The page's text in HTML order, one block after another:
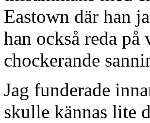
Eastown där han
han också reda
chockerande
Jag funderade
skulle kännas lite